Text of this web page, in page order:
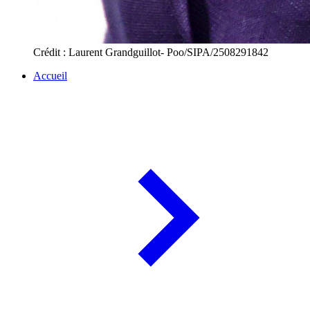
Crédit : Laurent Grandguillot- Poo/SIPA/2508291842
Accueil